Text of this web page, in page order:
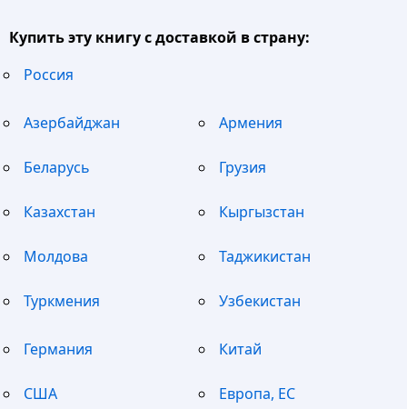
Купить эту книгу с доставкой в страну:
Россия
Азербайджан Армения
Беларусь Грузия
Казахстан Кыргызстан
Молдова Таджикистан
Туркмения Узбекистан
Германия Китай
США Европа, ЕС